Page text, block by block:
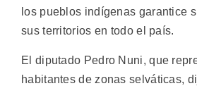
los pueblos indígenas garantice
sus territorios en todo el país.
El diputado Pedro Nuni, que
habitantes de zonas selváticas,